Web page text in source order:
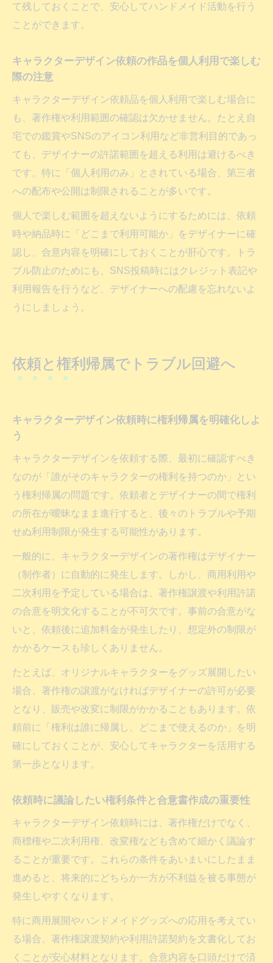
て残しておくことで、安心してハンドメイド活動を行う
ことができます。
キャラクターデザイン依頼の作品を個人利用で楽しむ
際の注意
キャラクターデザイン依頼品を個人利用で楽しむ場合に
も、著作権や利用範囲の確認は欠かせません。たとえ自
宅での鑑賞やSNSのアイコン利用など非営利目的であっ
ても、デザイナーの許諾範囲を超える利用は避けるべき
です。特に「個人利用のみ」とされている場合、第三者
への配布や公開は制限されることが多いです。
個人で楽しむ範囲を超えないようにするためには、依頼
時や納品時に「どこまで利用可能か」をデザイナーに確
認し、合意内容を明確にしておくことが肝心です。トラ
ブル防止のためにも、SNS投稿時にはクレジット表記や
利用報告を行うなど、デザイナーへの配慮を忘れないよ
うにしましょう。
依頼と権利帰属でトラブル回避へ
キャラクターデザイン依頼時に権利帰属を明確化しよ
う
キャラクターデザインを依頼する際、最初に確認すべき
なのが「誰がそのキャラクターの権利を持つのか」とい
う権利帰属の問題です。依頼者とデザイナーの間で権利
の所在が曖昧なまま進行すると、後々のトラブルや予期
せぬ利用制限が発生する可能性があります。
一般的に、キャラクターデザインの著作権はデザイナー
（制作者）に自動的に発生します。しかし、商用利用や
二次利用を予定している場合は、著作権譲渡や利用許諾
の合意を明文化することが不可欠です。事前の合意がな
いと、依頼後に追加料金が発生したり、想定外の制限が
かかるケースも珍しくありません。
たとえば、オリジナルキャラクターをグッズ展開したい
場合、著作権の譲渡がなければデザイナーの許可が必要
となり、販売や改変に制限がかかることもあります。依
頼前に「権利は誰に帰属し、どこまで使えるのか」を明
確にしておくことが、安心してキャラクターを活用する
第一歩となります。
依頼時に議論したい権利条件と合意書作成の重要性
キャラクターデザイン依頼時には、著作権だけでなく、
商標権や二次利用権、改変権なども含めて細かく議論す
ることが重要です。これらの条件をあいまいにしたまま
進めると、将来的にどちらか一方が不利益を被る事態が
発生しやすくなります。
特に商用展開やハンドメイドグッズへの応用を考えてい
る場合、著作権譲渡契約や利用許諾契約を文書化してお
くことが安心材料となります。合意内容を口頭だけで済